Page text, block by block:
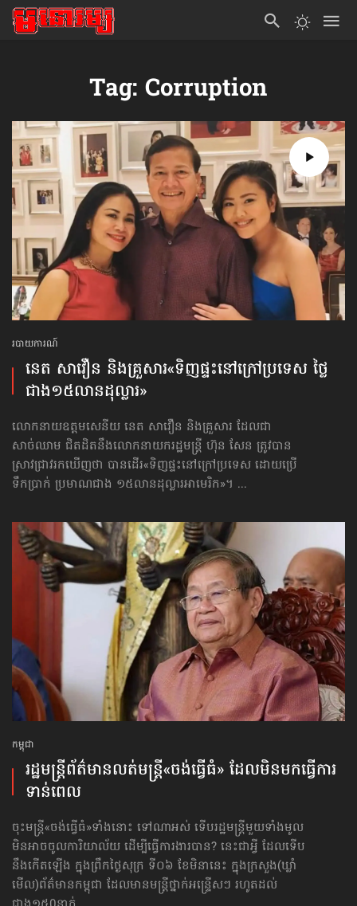
Tag: Corruption
របាយការណ៍
នេត សាវឿន និង​គ្រួសារ​«ទិញ​ផ្ទះ​នៅក្រៅ​ប្រទេស ថ្លៃ
ជាង​១៥លាន​ដុល្លារ»
លោកនាយឧត្ដមសេនីយ នេត សាវឿន និងគ្រួសារ ដែលជា
សាច់ឈាម ជិតដិតនឹងលោកនាយករដ្ឋមន្ត្រី ហ៊ុន សែន ត្រូវបាន
ស្រាវជ្រាវ​រកឃើញថា បានដើរ«ទិញ​ផ្ទះ​នៅក្រៅ​ប្រទេស ដោយប្រើ
ទឹកប្រាក់ ប្រមាណជាង ១៥លានដុល្លារ​អាមេរិក»។ ...
កម្ពុជា
រដ្ឋមន្ត្រីព័ត៌មាន​លត់​មន្ត្រី«ចង់ធ្វើធំ» ដែល​មិនមក​ធ្វើការ​
ទាន់ពេល
ចុះមន្ត្រី«ចង់ធ្វើធំ»ទាំងនោះ ទៅណាអស់ ទើបរដ្ឋមន្ត្រីមួយទាំងមូល
មិនអាចចូលការិយាល័យ ដើម្បីធ្វើការងារបាន? នេះជាអ្វី ដែលទើប
នឹងកើតឡើង ក្នុងព្រឹកថ្ងៃសុក្រ ទី០៦ ខែមិនានេះ ក្នុងក្រសួង(ឃ្លាំ
មើល)ព័ត៌មានកម្ពុជា ដែលមានមន្ត្រីថ្នាក់អន្ទ្រើសៗ រហូតដល់